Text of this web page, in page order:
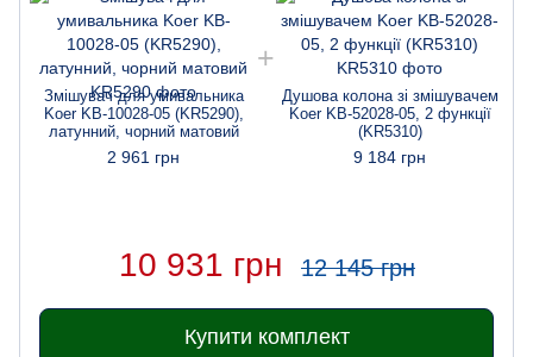
Змішувач для умивальника
Koer KB-10028-05 (KR5290),
латунний, чорний матовий
2 961 грн
Душова колона зі змішувачем
Koer KB-52028-05, 2 функції
(KR5310)
9 184 грн
10 931 грн 12 145 грн
Купити комплект